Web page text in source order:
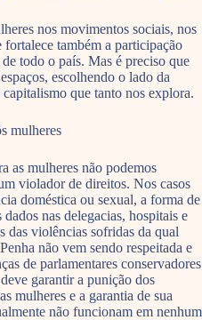
nos movimentos sociais, nos
fortalece também a participação
todo o país. Mas é preciso que
escolhendo o lado da
que tanto nos explora.
mulheres
as mulheres não podemos
violador de direitos. Nos casos
doméstica ou sexual, a forma de
nas delegacias, hospitais e
das violências sofridas da qual
não vem sendo respeitada e
de parlamentares conservadores
garantir a punição dos
mulheres e a garantia de sua
não funcionam em nenhum